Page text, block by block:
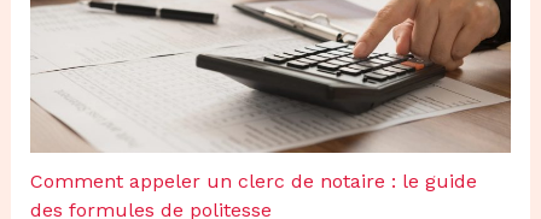
Comment appeler un clerc de notaire : le guide
des formules de politesse